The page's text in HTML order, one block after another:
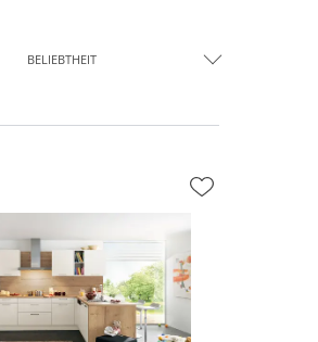
BELIEBTHEIT